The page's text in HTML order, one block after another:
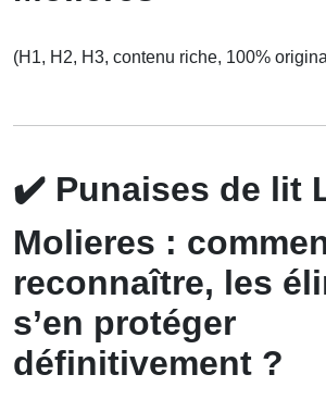
(H1, H2, H3, contenu riche, 100%
✔️ Punaises de lit
Molieres :
reconnaître, les
s’en protéger
définitivement ?